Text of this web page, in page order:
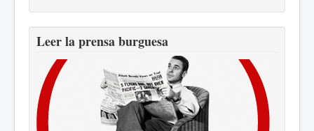
Leer la prensa burguesa